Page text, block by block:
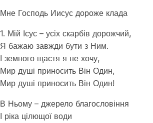
Мне Господь Иисус дороже клада
1. Мій Ісус – усіх скарбів дорожчий,
Я бажаю завжди бути з Ним.
І земного щастя я не хочу,
Мир душі приносить Він Один,
Мир душі приносить Він Один!
В Ньому – джерело благословіння
І ріка цілющої води